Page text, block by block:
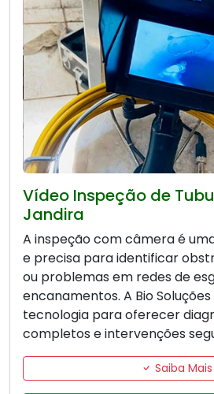
Vídeo Inspeção de
Jandira
A inspeção com câmera é
e precisa para identificar
ou problemas em redes de
encanamentos. A Bio
tecnologia para oferecer
completos e intervenções
Saiba Mais